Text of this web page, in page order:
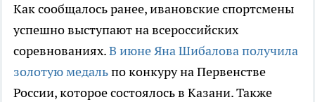
Как сообщалось ранее, ивановские спортсмены
успешно выступают на всероссийских
соревнованиях.В июне Яна Шибалова получила
золотую медальпо конкуру на Первенстве
России, которое состоялось в Казани. Также